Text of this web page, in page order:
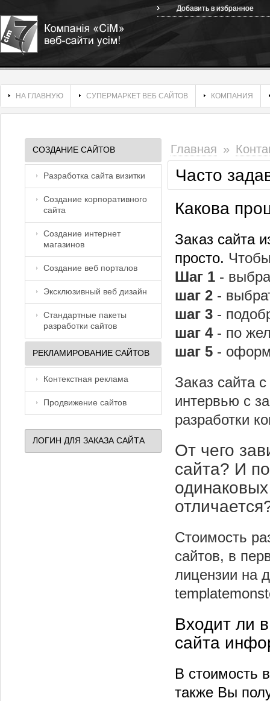
Добавить в избранное
НА ГЛАВНУЮ СУПЕРМАРКЕТ ВЕБ САЙТОВ КОМПАНИЯ
СОЗДАНИЕ САЙТОВ
Разработка сайта визитки
Создание корпоративного
сайта
Создание интернет
магазинов
Создание веб порталов
Эксклюзивный веб дизайн
Стандартные пакеты
разработки сайтов
РЕКЛАМИРОВАНИЕ САЙТОВ
Контекстная реклама
Продвижение сайтов
ЛОГИН ДЛЯ ЗАКАЗА САЙТА
Главная »
Часто
Какова
Заказ сайта
просто.
Шаг 1 -
шаг 2 -
шаг 3 -
шаг 4- по
шаг 5 -
Заказ сайта
интервью с
разработки
От чего
сайта? И
Стоимость
сайтов, в
лицензии на
Входит ли
сайта
В стоимость
также Вы